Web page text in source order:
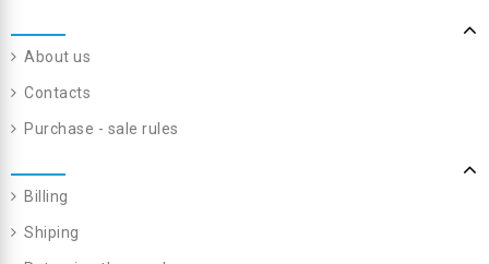
About us
Contacts
Purchase - sale rules
Billing
Shiping